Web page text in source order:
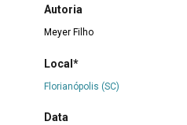
Autoria
Meyer Filho
Local*
Florianópolis (SC)
Data